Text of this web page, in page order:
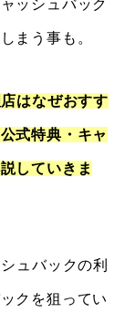
ッシュバック
まう事も。
はなぜおすす
式特典・キャ
していきま
ュバックの利
クを狙ってい